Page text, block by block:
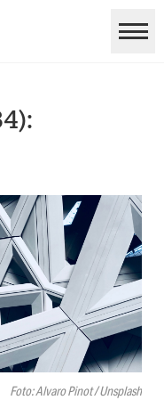
Foto: Alvaro Pinot / Unsplash